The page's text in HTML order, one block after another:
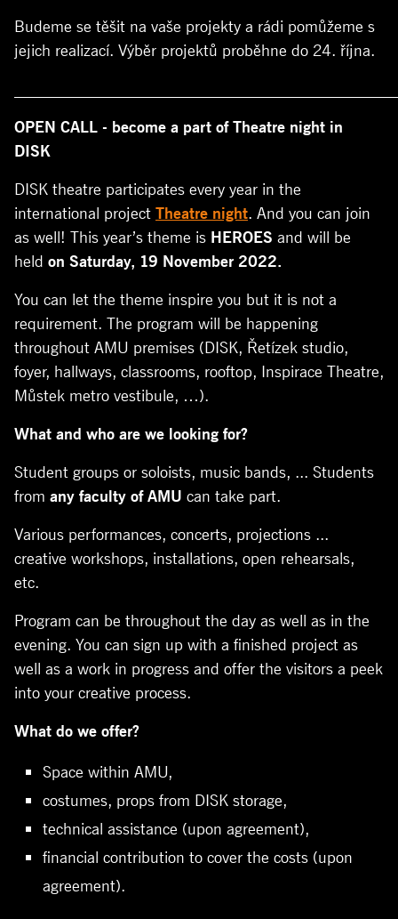
Budeme se těšit na vaše projekty a rádi pomůžeme s
jejich realizací. Výběr projektů proběhne do 24. října.
OPEN CALL - become a part of Theatre night in
DISK
DISK theatre participates every year in the
international project Theatre night. And you can join
as well! This year’s theme is HEROES and will be
held on Saturday, 19 November 2022.
You can let the theme inspire you but it is not a
requirement. The program will be happening
throughout AMU premises (DISK, Řetízek studio,
foyer, hallways, classrooms, rooftop, Inspirace Theatre,
Můstek metro vestibule, …).
What and who are we looking for?
Student groups or soloists, music bands, ... Students
from any faculty ofAMU can take part.
Various performances, concerts, projections ...
creative workshops, installations, open rehearsals,
etc.
Program can be throughout the day as well as in the
evening. You can sign up with a finished project as
well as a work in progress and offer the visitors a peek
into your creative process.
What do we offer?
Space within AMU,
costumes, props from DISK storage,
technical assistance (upon agreement),
financial contribution to cover the costs (upon
agreement).